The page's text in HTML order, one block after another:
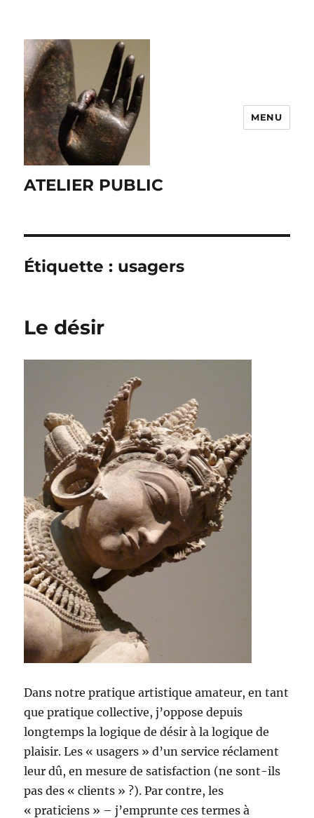
ATELIER PUBLIC
MENU
Étiquette : usagers
Le désir
Dans notre pratique artistique amateur, en tant
que pratique collective, j’oppose depuis
longtemps la logique de désir à la logique de
plaisir. Les « usagers » d’un service réclament
leur dû, en mesure de satisfaction (ne sont-ils
pas des « clients » ?). Par contre, les
« praticiens » – j’emprunte ces termes à